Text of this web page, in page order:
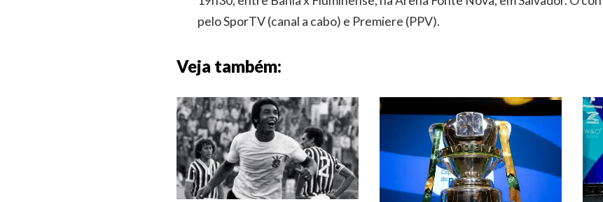
pelo SporTV (canal a cabo) e Premiere (PPV).
Veja também: